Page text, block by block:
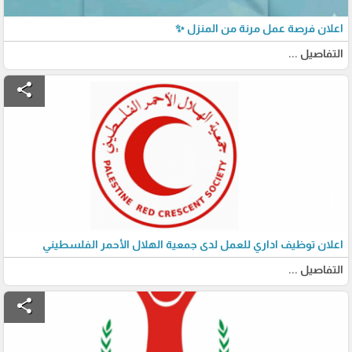
اعلان فرصة عمل مرنة من المنزل ✨
التفاصيل ...
share
اعلان توظيف اداري للعمل لدى جمعية الهلال الأحمر الفلسطيني
التفاصيل ...
share